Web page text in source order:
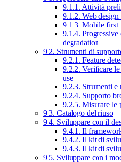
9.1.1. Attività
9.1.2. Web design
9.1.3. Mobile first
9.1.4. Progressive
degradation
9.2. Strumenti di
9.2.1. Feature
9.2.2. Verificare
use
9.2.3. Strumenti e
9.2.4. Supporto
9.2.5. Misurare le
9.3. Catalogo del riuso
9.4. Sviluppare con il
9.4.1. Il
9.4.2. Il kit di
9.4.3. Il kit di
9.5. Sviluppare con i